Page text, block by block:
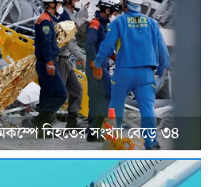
নিহতের সংখ্যা বেড়ে ৩৪